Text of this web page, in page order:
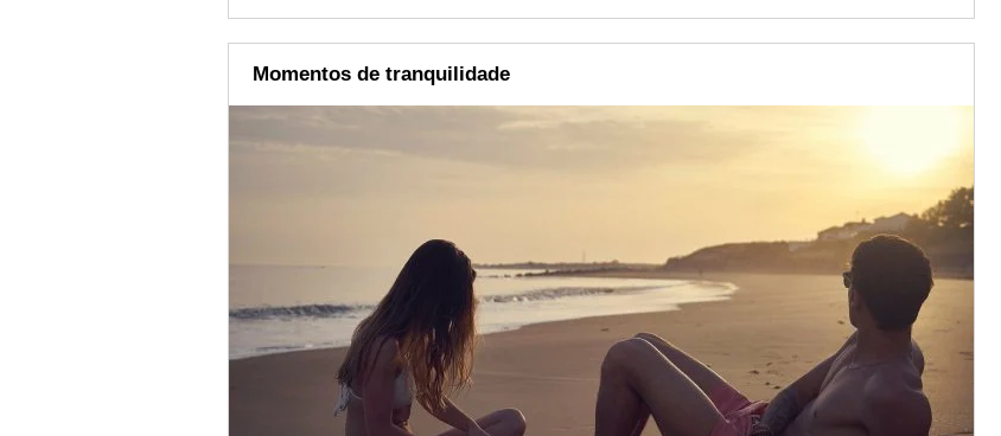
Momentos de tranquilidade